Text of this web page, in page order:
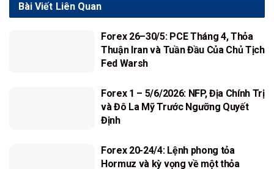
Liên Quan
Bài Viết
Forex 26–30/5: PCE Tháng 4, Thỏa
Thuận Iran và Tuần Đầu Của Chủ Tịch
Fed Warsh
Forex 1 – 5/6/2026: NFP, Địa Chính Trị
và Đô La Mỹ Trước Ngưỡng Quyết
Định
Forex 20-24/4: Lệnh phong tỏa
Hormuz và kỳ vọng về một thỏa